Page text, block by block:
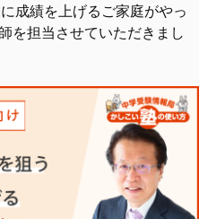
成績を上げるご家庭がやっ
を担当させていただきまし